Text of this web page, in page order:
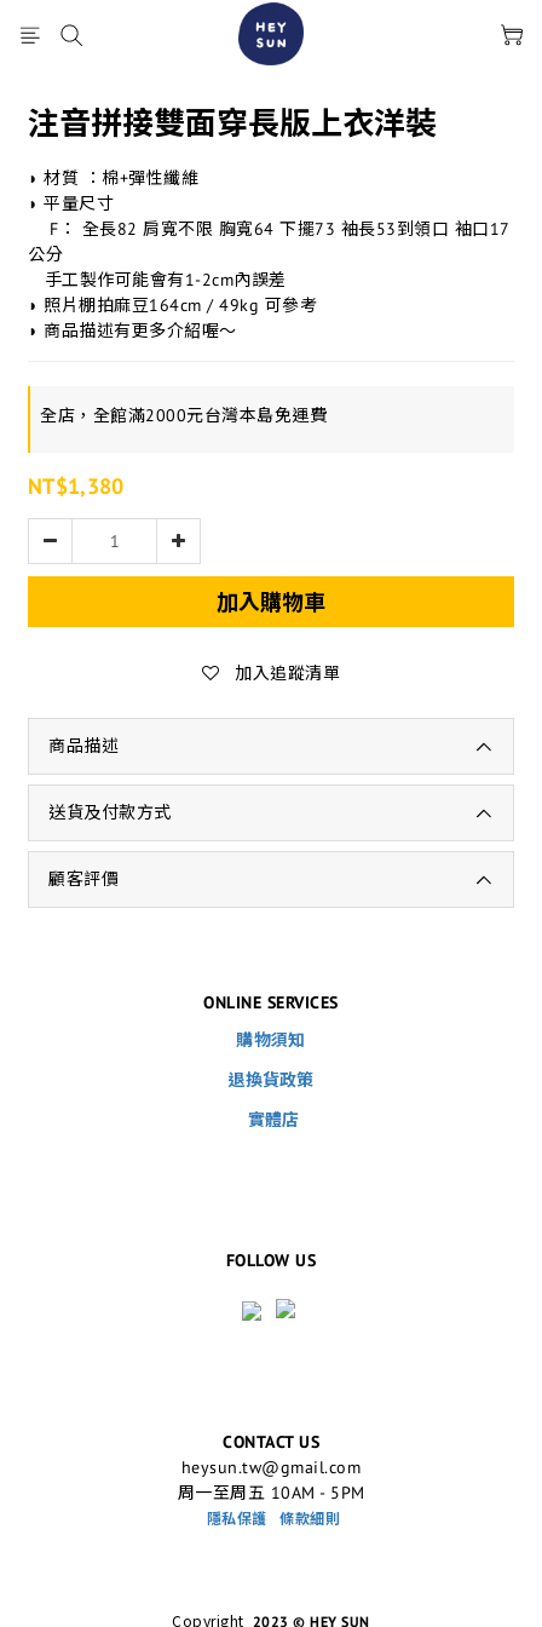
注音拼接雙面穿長版上衣洋裝
◗ 材質 ：棉+彈性纖維
◗ 平量尺寸
公分
   手工製作可能會有1-2cm內誤差
◗ 照片棚拍麻豆164cm / 49kg 可參考
◗ 商品描述有更多介紹喔～
全店，全館滿2000元台灣本島免運費
NT$1,380
加入購物車
加入追蹤清單
商品描述
送貨及付款方式
顧客評價
ONLINE SERVICES
購物須知
退換貨政策
實體店
FOLLOW US
CONTACT US
heysun.tw@gmail.com
周一至周五 10AM - 5PM
隱私保護 條款細則
Copyright 2023 © HEY SUN